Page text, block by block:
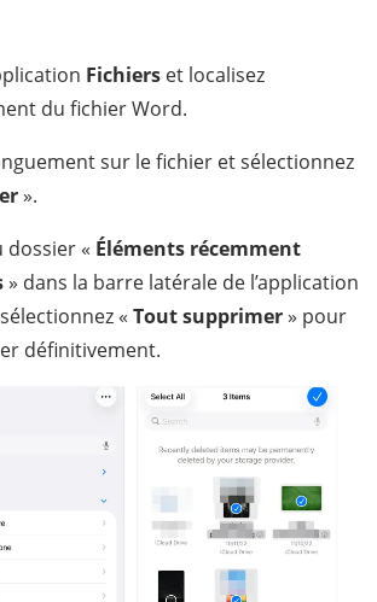
Fichiers et localisez
du fichier Word.
sur le fichier et sélectionnez
».
dossier « Éléments récemment
» dans la barre latérale de l’application
« Tout supprimer» pour
définitivement.